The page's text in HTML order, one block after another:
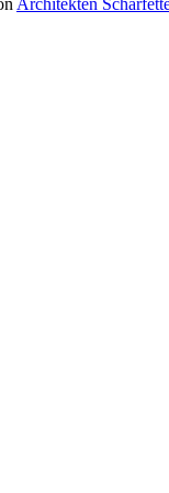
Architekten